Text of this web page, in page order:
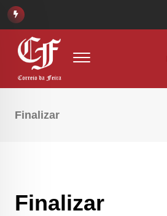
Finalizar
Finalizar